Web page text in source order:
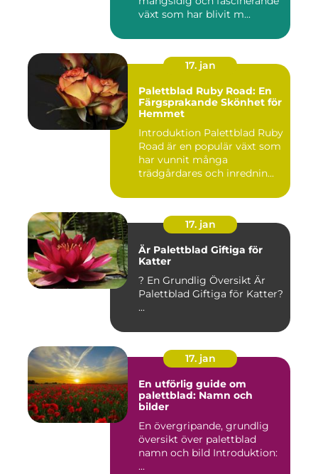
växt som har blivit m...
17. jan
Palettblad Ruby Road: En
Färgsprakande Skönhet för
Hemmet
Introduktion Palettblad Ruby
Road är en populär växt som
har vunnit många
trädgårdares och inrednin...
17. jan
Är Palettblad Giftiga för
Katter
? En Grundlig Översikt Är
Palettblad Giftiga för Katter?
...
17. jan
En utförlig guide om
palettblad: Namn och
bilder
En övergripande, grundlig
översikt över palettblad
namn och bild Introduktion:
...